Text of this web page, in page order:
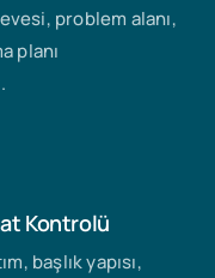
problem alanı,
planı
Kontrolü
başlık yapısı,